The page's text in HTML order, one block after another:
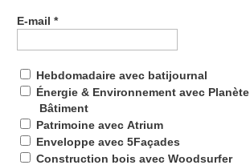
E-mail*
Hebdomadaire avec batijournal
Énergie & Environnement avec Planète
Bâtiment
Patrimoine avec Atrium
Enveloppe avec 5Façades
Construction bois avec Woodsurfer